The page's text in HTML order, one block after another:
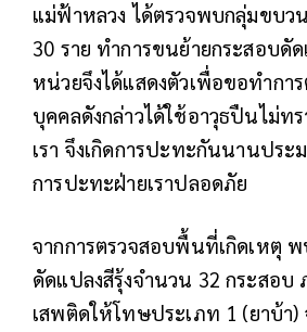
แม่ฟ้าหลวง ได้ตรวจพบกลุ่มขบว
30 ราย ทำการขนย้ายกระสอบดั
หน่วยจึงได้แสดงตัวเพื่อขอทำกา
บุคคลดังกล่าวได้ใช้อาวุธปืนไม่ท
เรา จึงเกิดการปะทะกันนานปร
การปะทะฝ่ายเราปลอดภัย
จากการตรวจสอบพื้นที่เกิดเหตุ
ดัดแปลงสีรุ้งจำนวน 32 กระสอบ
เสพติดให้โทษประเภท 1 (ยาบ้า)